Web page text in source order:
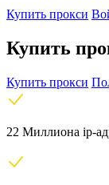
Купить прокси
Купить
Купить прокси
22 Миллиона ip-